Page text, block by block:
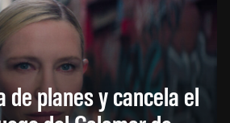
planes y cancela el